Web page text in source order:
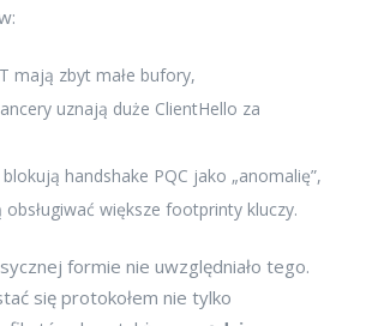
mają zbyt małe bufory,
uznają duże ClientHello za
handshake PQC jako „anomalię”,
obsługiwać większe footprinty kluczy.
formie nie uwzględniało tego.
się protokołem nie tylko